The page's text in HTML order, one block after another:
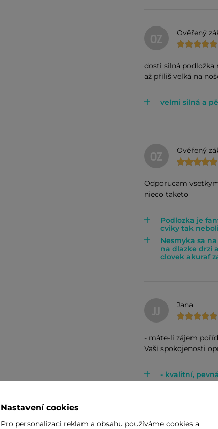
OZ Ověřený
dosti silná podložka
až příliš velká na
velmi silná a
OZ Ověřený
Odporucam
nieco taketo
Podlozka je
cviky tak
Nesmyka sa
na dlazke drzi
clovek akuraf
JJ Jana
- máte-li zájem
Vaší spokojenosti
- kvalitní,
- hezký design
- oka k zavěšení
Nastavení cookies
Pro personalizaci reklam a obsahu používáme cookies a